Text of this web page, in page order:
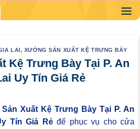
LAI, XƯỞNG SẢN XUẤT KỆ TRƯNG BÀY
Kệ Trưng Bày Tại P. An
Uy Tín Giá Rẻ
Xuất Kệ Trưng Bày Tại P. An
Tín Giá Rẻđể phục vụ cho cửa